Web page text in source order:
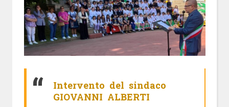
Intervento del sindaco
GIOVANNI ALBERTI